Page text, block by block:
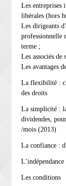
Les entreprises
libérales (hors
Les dirigeants
professionnelle
terme ;
Les associés de
Les avantages
La flexibilité :
des droits
La simplicité :
dividendes,
/mois (2013)
La confiance :
Les conditions